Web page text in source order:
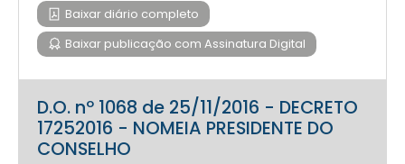
Baixar diário completo
Baixar publicação com Assinatura Digital
D.O. nº 1068 de 25/11/2016 - DECRETO
17252016 - NOMEIA PRESIDENTE DO
CONSELHO